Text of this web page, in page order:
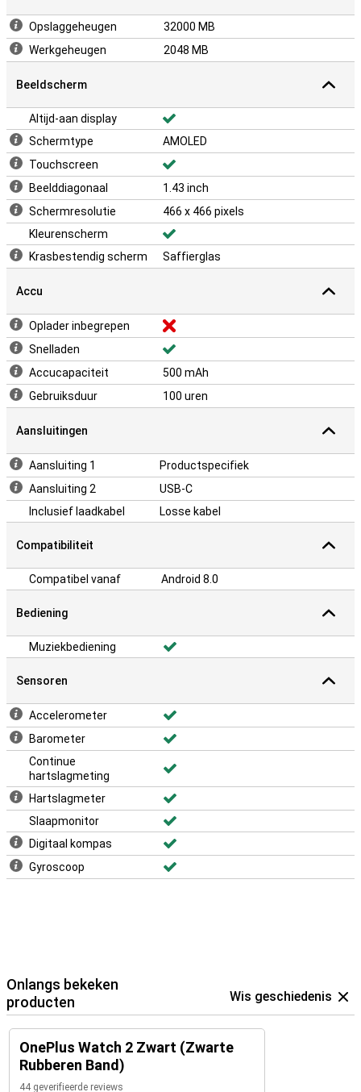
Opslaggeheugen
32000 MB
Werkgeheugen
2048 MB
Beeldscherm
Altijd-aan display
Schermtype
AMOLED
Touchscreen
Beelddiagonaal
1.43 inch
Schermresolutie
466 x 466 pixels
Kleurenscherm
Krasbestendig scherm
Saffierglas
Accu
Oplader inbegrepen
Snelladen
Accucapaciteit
500 mAh
Gebruiksduur
100 uren
Aansluitingen
Aansluiting 1
Productspecifiek
Aansluiting 2
USB-C
Inclusief laadkabel
Losse kabel
Compatibiliteit
Compatibel vanaf Android 8.0
Bediening
Muziekbediening
Sensoren
Accelerometer
Barometer
Continue
hartslagmeting
Hartslagmeter
Slaapmonitor
Digitaal kompas
Gyroscoop
Onlangs bekeken
producten
Wis geschiedenis
OnePlus Watch 2 Zwart (Zwarte
Rubberen Band)
44 geverifieerde reviews